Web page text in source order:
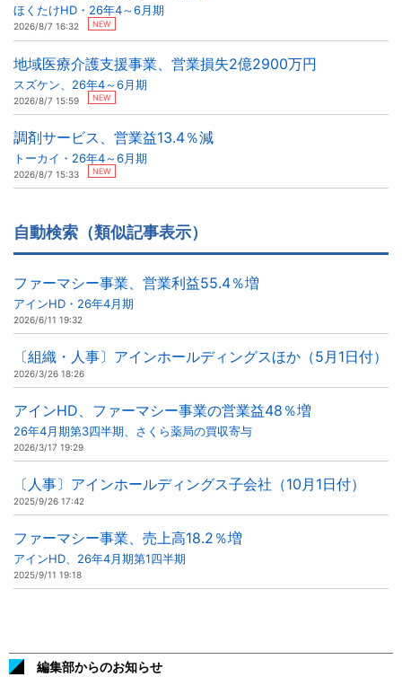
ほくたけHD・26年4～6月期
2026/8/7 16:32 NEW
地域医療介護支援事業、営業損失2億2900万円
スズケン、26年4～6月期
2026/8/7 15:59 NEW
調剤サービス、営業益13.4％減
トーカイ・26年4～6月期
2026/8/7 15:33 NEW
自動検索（類似記事表示）
ファーマシー事業、営業利益55.4％増
アインHD・26年4月期
2026/6/11 19:32
〔組織・人事〕アインホールディングスほか（5月1日付）
2026/3/26 18:26
アインHD、ファーマシー事業の営業益48％増
26年4月期第3四半期、さくら薬局の買収寄与
2026/3/17 19:29
〔人事〕アインホールディングス子会社（10月1日付）
2025/9/26 17:42
ファーマシー事業、売上高18.2％増
アインHD、26年4月期第1四半期
2025/9/11 19:18
編集部からのお知らせ